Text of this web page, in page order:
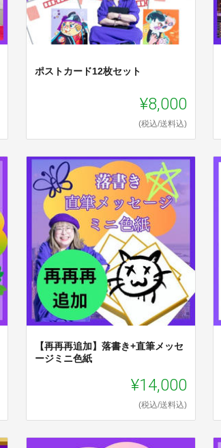
ポストカード12枚セット
¥8,000
(税込/送料込)
【再再再追加】落書き+直筆メッセ
ージミニ色紙
¥14,000
(税込/送料込)